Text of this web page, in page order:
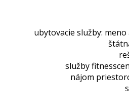
ubytovacie služby:
služby
nájom